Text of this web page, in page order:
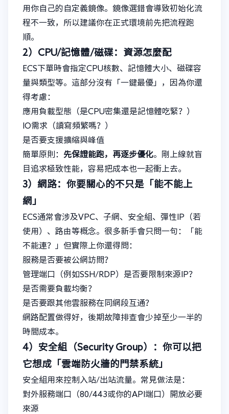
用你自己的自定義鏡像。鏡像選錯會導致初始化流
程不一致，所以建議你在正式環境前先把流程跑
順。
2）CPU/記憶體/磁碟：資源怎麼配
ECS下單時會指定CPU核數、記憶體大小、磁碟容
量與類型等。這部分沒有「一鍵最優」，因為你還
得考慮：
應用負載型態（是CPU密集還是記憶體吃緊？）
IO需求（讀寫頻繁嗎？）
是否要支援擴縮與峰值
簡單原則： 先保證能跑，再逐步優化。剛上線就盲
目追求極致性能，容易把成本也一起衝上去。
3）網路：你要關心的不只是「能不能上
網」
ECS通常會涉及VPC、子網、安全組、彈性IP（若
使用）、路由等概念。很多新手會只問一句：「能
不能連？」但實際上你還得問：
服務是否要被公網訪問？
管理端口（例如SSH/RDP）是否要限制來源IP？
是否需要負載均衡？
是否要跟其他雲服務在同網段互通？
網路配置做得好，後期故障排查會少掉至少一半的
時間成本。
4）安全組（Security Group）：你可以把
它想成「雲端防火牆的門禁系統」
安全組用來控制入站/出站流量。常見做法是：
對外服務端口（80/443或你的API端口）開放必要
來源